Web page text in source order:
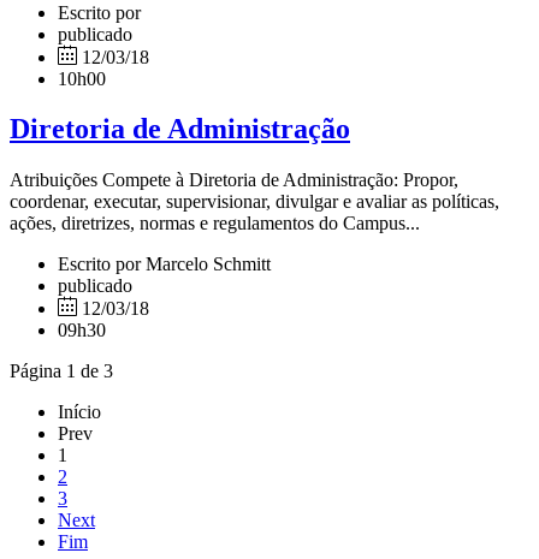
Escrito por
publicado
12/03/18
10h00
Diretoria de Administração
Atribuições Compete à Diretoria de Administração: Propor,
coordenar, executar, supervisionar, divulgar e avaliar as políticas,
ações, diretrizes, normas e regulamentos do Campus...
Escrito por Marcelo Schmitt
publicado
12/03/18
09h30
Página 1 de 3
Início
Prev
1
2
3
Next
Fim